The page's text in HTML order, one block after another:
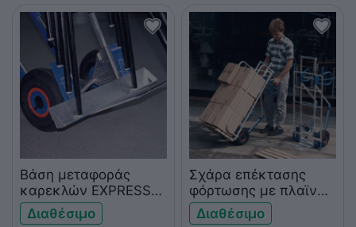
Βάση μεταφοράς
καρεκλών EXPRESSO
1029
Διαθέσιμο
Σχάρα επέκτασης
φόρτωσης με πλαϊνά
EXPRESSO 1311
Διαθέσιμο